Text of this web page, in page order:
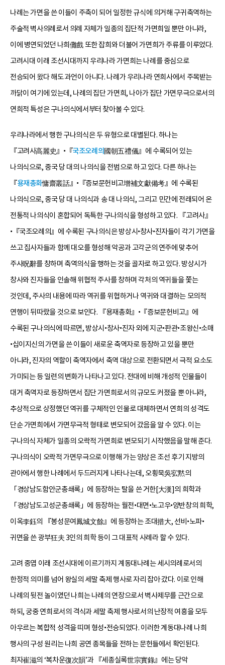
나례는 가면을 쓴 이들이 주축이 되어 일정한 규식에 의거해 구귀축역하는
주술적 벽사의례로서 의례 자체가 일종의 집단적 가면희일 뿐만 아니라,
이에 병연되었던 나희儺戲 또한 잡희와 더불어 가면희가 주류를 이루었다.
고려시대 이래 조선시대까지 우리나라 가면희는 나례를 중심으로
전승되어 왔다 해도 과언이 아니다. 나례가 우리나라 연희사에서 주목받는
까닭이 여기에 있는데, 나례의 집단 가면희, 나아가 집단 가면무극으로서의
연희적 특성은 구나의식에서부터 찾아볼 수 있다.
우리나라에서 행한 구나의식은 두 유형으로 대별된다. 하나는
『고려사高麗史』•『국조오례의國朝五禮儀』에 수록되어 있는
나의식으로, 중국 당 대의 나의식을 전범으로 하고 있다. 다른 하나는
『용재총화慵齋叢話』•『증보문헌비고增補文獻備考』에 수록된
나의식으로, 중국 당 대 나의식과 송 대 나의식, 그리고 민간에 전래되어 온
전통적 나의식이 혼합되어 독특한 구나의식을 형성하고 있다. 『고려사』
•『국조오례의』에 수록된 구나의식은 방상시•창사•진자들이 각기 가면을
쓰고 집사자들과 함께 대오를 형성해 악공과 고각군의 연주에 맞추어
주사呪辭를 창하며 축역의식을 행하는 것을 골자로 하고 있다. 방상시가
창사와 진자들을 인솔해 위협적 주사를 창하며 각처의 역귀들을 쫓는
것인데, 주사의 내용에 따라 역귀를 위협하거나 역귀와 대결하는 모의적
연행이 뒤따랐을 것으로 보인다. 『용재총화』•『증보문헌비고』에
수록된 구나의식에 따르면, 방상시•창사•진자 외에 지군•판관•조왕신•소매
•십이지신의 가면을 쓴 이들이 새로운 축역자로 등장하고 있을 뿐만
아니라, 진자의 역할이 축역자에서 축역 대상으로 전환되면서 극적 요소도
가미되는 등 일련의 변화가 나타나고 있다. 전대에 비해 개성적 인물들이
대거 축역자로 등장하면서 집단 가면희로서의 규모도 커졌을 뿐 아니라,
추상적으로 상정했던 역귀를 구체적인 인물로 대체하면서 연희의 성격도
단순 가면희에서 가면무극적 형태로 변모되어 갔음을 알 수 있다. 이는
구나의식 자체가 일종의 오락적 가면희로 변모되기 시작했음을 말해 준다.
구나의식이 오락적 가면무극으로 이행해 가는 양상은 조선 후기 지방의
관아에서 행한 나례에서 두드러지게 나타나는데, 오횡묵吳宖黙의
「경상남도함안군총쇄록」에 등장하는 탈을 쓴 거한[大漢]의 희학과
「경상남도고성군총쇄록」에 등장하는 월전•대면•노고우•양반창의 희학,
이옥李鈺의 『봉성문여鳳城文餘』에 등장하는 조대措大, 선비•노파•
귀면을 쓴 광부狂夫 3인의 희학 등이 그 대표적 사례라 할 수 있다.
고려 중엽 이래 조선시대에 이르기까지 계동대나례는 세시의례로서의
한정적 의미를 넘어 왕실의 세말 축제 행사로 자리 잡아 갔다. 이로 인해
나례의 뒷전 놀이였던 나희는 나례의 연장으로서 벽사제무를 근간으로
하되, 궁중 연희로서의 격식과 세말 축제 행사로서의 난장적 여흥을 모두
아우르는 복합적 성격을 띠며 형성•전승되었다. 이러한 계동대나례 나희
행사의 구성 원리는 나희 공연 종목들을 전하는 문헌들에서 확인된다.
최자崔滋의 ‘복차운復次韻’과 『세종실록世宗實錄』에는 당악